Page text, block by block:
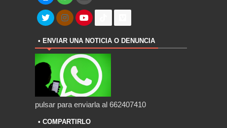
• ENVIAR UNA NOTICIA O DENUNCIA
pulsar para enviarla al 662407410
• COMPARTIRLO